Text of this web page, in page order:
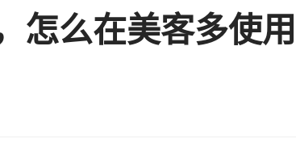
怎么在美客多使用